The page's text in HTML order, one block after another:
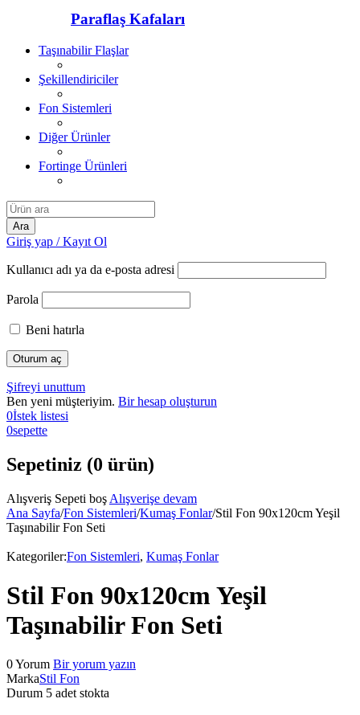
Paraflaş Kafaları
Taşınabilir Flaşlar
Şekillendiriciler
Fon Sistemleri
Diğer Ürünler
Fortinge Ürünleri
Giriş yap / Kayıt Ol
Kullanıcı adı ya da e-posta adresi
Parola
Beni hatırla
Şifreyi unuttum
Ben yeni müşteriyim. Bir hesap oluşturun
0İstek listesi
0sepette
Sepetiniz (0 ürün)
Alışveriş Sepeti boş Alışverişe devam
Ana Sayfa/Fon Sistemleri/Kumaş Fonlar/Stil Fon 90x120cm Yeşil
Taşınabilir Fon Seti
Kategoriler:Fon Sistemleri, Kumaş Fonlar
Stil Fon 90x120cm Yeşil
Taşınabilir Fon Seti
0 Yorum Bir yorum yazın
MarkaStil Fon
Durum 5 adet stokta